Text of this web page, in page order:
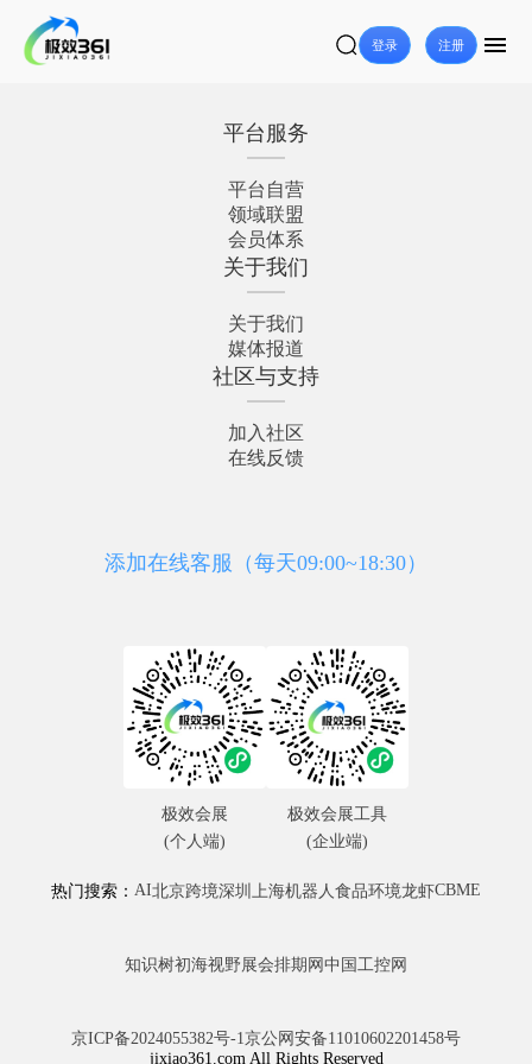
登录 注册
平台服务
平台自营
领域联盟
会员体系
关于我们
关于我们
媒体报道
社区与支持
加入社区
在线反馈
添加在线客服（每天09:00~18:30）
热门搜索： AI北京跨境深圳 上海机器人食品环境龙虾CBME
知识树初海视野展会排期网 中国工控网
京ICP备2024055382号-1京公网安备11010602201458号
jixiao361.com All Rights Reserved
极效会展
(个人端)
极效会展工具
(企业端)